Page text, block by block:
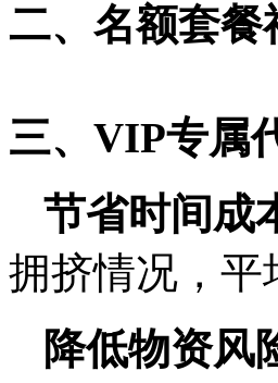
二、 名额套餐
三、VIP专属
节省时间成
拥挤情况，平
降低物资风